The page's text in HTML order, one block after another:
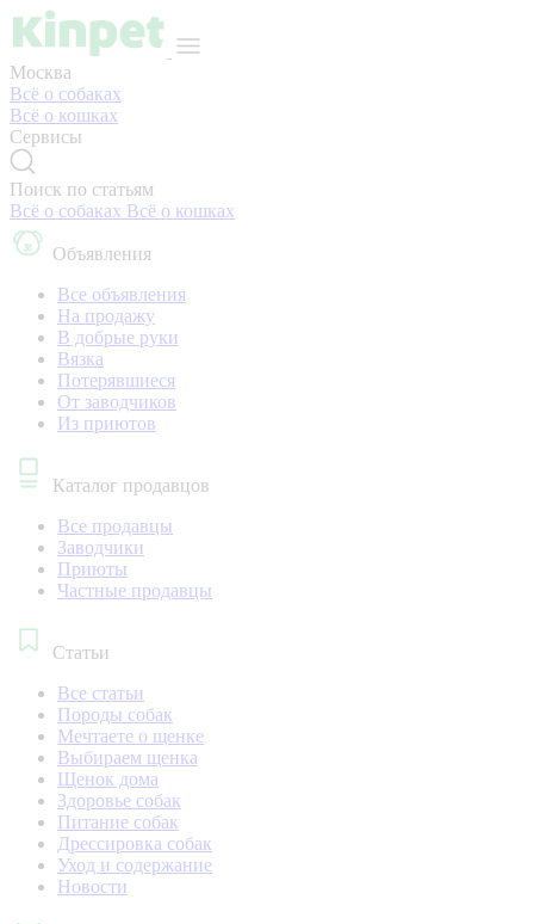
Москва
Всё о собаках
Всё о кошках
Сервисы
Поиск по статьям
Всё о собаках Всё о кошках
Объявления
Все объявления
На продажу
В добрые руки
Вязка
Потерявшиеся
От заводчиков
Из приютов
Каталог продавцов
Все продавцы
Заводчики
Приюты
Частные продавцы
Статьи
Все статьи
Породы собак
Мечтаете о щенке
Выбираем щенка
Щенок дома
Здоровье собак
Питание собак
Дрессировка собак
Уход и содержание
Новости